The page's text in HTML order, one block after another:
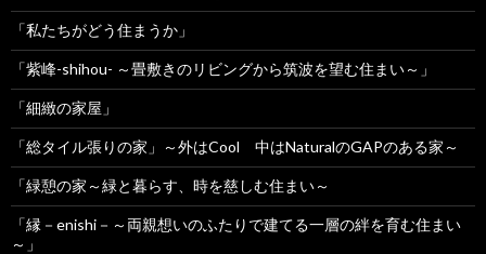
「私たちがどう住まうか」
「紫峰-shihou- ～畳敷きのリビングから筑波を望む住まい～」
「細緻の家屋」
「総タイル張りの家」～外はCool 中はNaturalのGAPのある家～
「緑憩の家～緑と暮らす、時を慈しむ住まい～
「縁－enishi－～両親想いのふたりで建てる一層の絆を育む住まい
～」